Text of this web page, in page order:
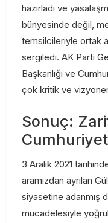
hazırladı ve
bünyesinde değil,
temsilcileriyle ortak
sergiledi. AK Parti
Başkanlığı ve
çok kritik ve
Sonuç:
Cumhuriyet
3 Aralık 2021
aramızdan ayrılan
siyasetine adanmış
mücadelesiyle